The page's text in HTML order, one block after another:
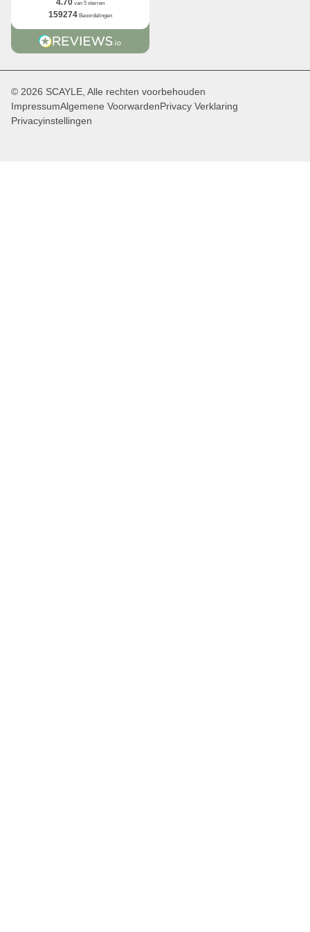
van 5 sterren
159274 Beoordelingen
© 2026 SCAYLE, Alle rechten voorbehouden
ImpressumAlgemene VoorwardenPrivacy Verklaring
Privacyinstellingen